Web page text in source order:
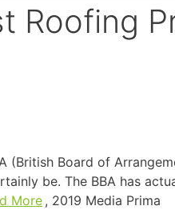
Roofing
Board of
be. The BBA has
More, 2019 Media Prima